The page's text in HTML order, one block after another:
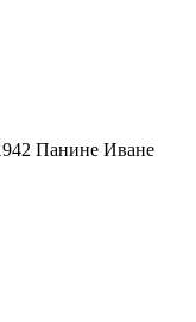
Панине Иване